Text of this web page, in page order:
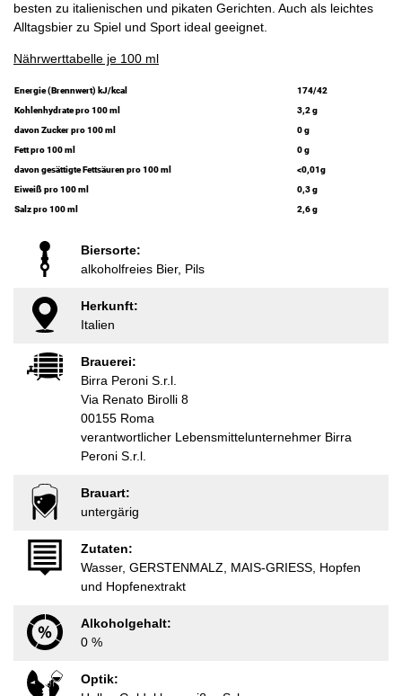
besten zu italienischen und pikaten Gerichten. Auch als leichtes
Alltagsbier zu Spiel und Sport ideal geeignet.
Nährwerttabelle je 100 ml
Energie (Brennwert) kJ/kcal
174/42
Kohlenhydrate pro 100 ml
3,2 g
davon Zucker pro 100 ml
0 g
Fett pro 100 ml
0 g
davon gesättigte Fettsäuren pro 100 ml
<0,01g
Eiweiß pro 100 ml
0,3 g
Salz pro 100 ml
2,6 g
Biersorte:
alkoholfreies Bier, Pils
Herkunft:
Italien
Brauerei:
Birra Peroni S.r.l.
Via Renato Birolli 8
00155 Roma
verantwortlicher Lebensmittelunternehmer Birra
Peroni S.r.l.
Brauart:
untergärig
Zutaten:
Wasser, GERSTENMALZ, MAIS-GRIESS, Hopfen
und Hopfenextrakt
Alkoholgehalt:
0 %
Optik: